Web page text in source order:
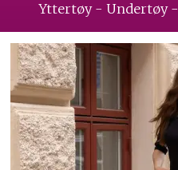
Yttertøy - Undertøy